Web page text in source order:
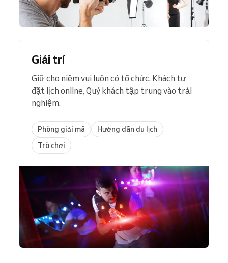
Giải trí
Giữ cho niềm vui luôn có tổ chức. Khách tự
đặt lịch online, Quý khách tập trung vào trải
nghiệm.
Phòng giải mã
Hướng dẫn du lịch
Trò chơi